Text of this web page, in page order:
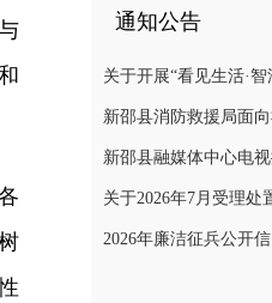
通知公告
2026年廉洁征兵公开信